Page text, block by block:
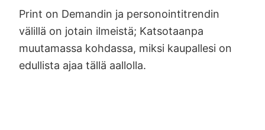
Print on Demandin ja personointitrendin
välillä on jotain ilmeistä; Katsotaanpa
muutamassa kohdassa, miksi kaupallesi on
edullista ajaa tällä aallolla.